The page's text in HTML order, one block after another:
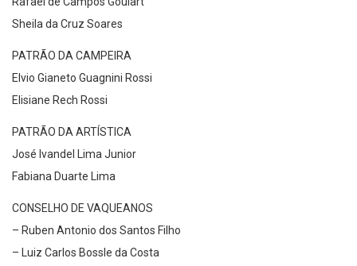
Sheila da Cruz Soares
PATRÃO DA CAMPEIRA
Elvio Gianeto Guagnini Rossi
Elisiane Rech Rossi
PATRÃO DA ARTÍSTICA
José Ivandel Lima Junior
Fabiana Duarte Lima
CONSELHO DE VAQUEANOS
– Ruben Antonio dos Santos Filho
– Luiz Carlos Bossle da Costa